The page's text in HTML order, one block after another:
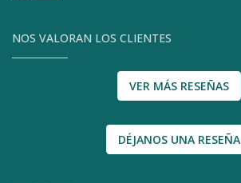
NOS VALORAN LOS CLIENTES
VER MÁS RESEÑAS
DÉJANOS UNA RESEÑA